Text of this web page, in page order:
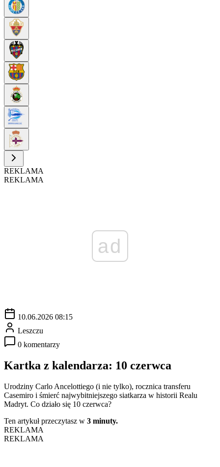
REKLAMA
REKLAMA
ad
10.06.2026 08:15
Leszczu
0 komentarzy
Kartka z kalendarza: 10 czerwca
Urodziny Carlo Ancelottiego (i nie tylko), rocznica transferu
Casemiro i śmierć najwybitniejszego siatkarza w historii Realu
Madryt. Co działo się 10 czerwca?
Ten artykuł przeczytasz w 3 minuty.
REKLAMA
REKLAMA